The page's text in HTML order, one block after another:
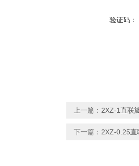
验证码：
上一篇： 2XZ-1直联
下一篇： 2XZ-0.25直